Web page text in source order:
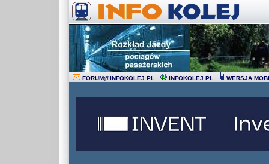
FORUM@INFOKOLEJ.PL INFOKOLEJ.PL WERSJA